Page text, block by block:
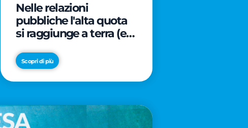
Nelle relazioni
pubbliche l'alta quota
si raggiunge a terra (e
Scopri di più